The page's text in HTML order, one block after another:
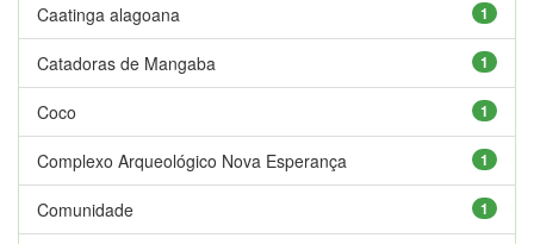
1
Caatinga alagoana
1
Catadoras de Mangaba
1
Coco
1
Complexo Arqueológico Nova Esperança
1
Comunidade